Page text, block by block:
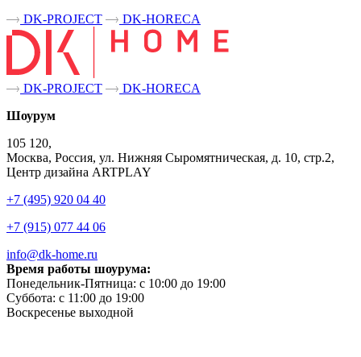
DK-PROJECT
DK-HORECA
DK-PROJECT
DK-HORECA
Шоурум
105 120,
Москва, Россия, ул. Нижняя Сыромятническая, д. 10, стр.2,
Центр дизайна ARTPLAY
+7 (495) 920 04 40
+7 (915) 077 44 06
info@dk-home.ru
Время работы шоурума:
Понедельник-Пятница: c 10:00 до 19:00
Суббота: c 11:00 до 19:00
Воскресенье выходной